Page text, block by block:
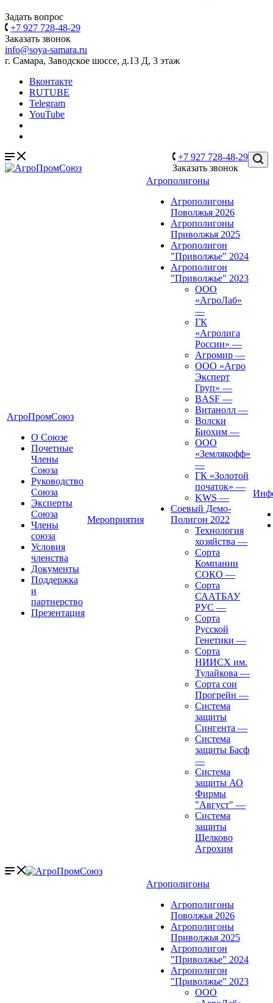
Задать вопрос
+7 927 728-48-29
Заказать звонок
info@soya-samara.ru
г. Самара, Заводское шоссе, д.13 Д, 3 этаж
Вконтакте
RUTUBE
Telegram
YouTube
+7 927 728-48-29
Заказать звонок
АгроПромСоюз
О Союзе
Почетные
Члены
Союза
Руководство
Союза
Эксперты
Союза
Члены
союза
Условия
членства
Документы
Поддержка
и
партнерство
Презентация
Мероприятия
Агрополигоны
Агрополигоны
Поволжья 2026
Агрополигоны
Приволжья 2025
Агрополигон
"Приволжье" 2024
Агрополигон
"Приволжье" 2023
ООО
«АгроЛаб»
—
ГК
«Агролига
России» —
Агромир —
ООО «Агро
Эксперт
Груп» —
BASF —
Витанолл —
Волски
Биохим —
ООО
«Землякофф»
—
ГК «Золотой
початок» —
KWS —
Соевый Демо-
Полигон 2022
Технология
хозяйства —
Сорта
Компании
СОКО —
Сорта
СААТБАУ
РУС —
Сорта
Русской
Генетики —
Сорта
НИИСХ им.
Тулайкова —
Сорта сои
Прогрейн —
Система
защиты
Сингента —
Система
защиты Басф
—
Система
защиты АО
Фирмы
"Август" —
Система
защиты
Щелково
Агрохим
Агрополигоны
Агрополигоны
Поволжья 2026
Агрополигоны
Приволжья 2025
Агрополигон
"Приволжье" 2024
Агрополигон
"Приволжье" 2023
ООО